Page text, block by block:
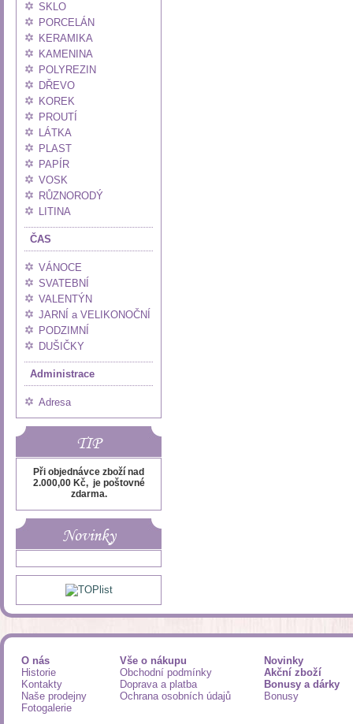
SKLO
PORCELÁN
KERAMIKA
KAMENINA
POLYREZIN
DŘEVO
KOREK
PROUTÍ
LÁTKA
PLAST
PAPÍR
VOSK
RŮZNORODÝ
LITINA
ČAS
VÁNOCE
SVATEBNÍ
VALENTÝN
JARNÍ a VELIKONOČNÍ
PODZIMNÍ
DUŠIČKY
Administrace
Adresa
TIP
Při objednávce zboží nad
2.000,00 Kč, je poštovné
zdarma.
Novinky
O nás
Historie
Kontakty
Naše prodejny
Fotogalerie
Vše o nákupu
Obchodní podmínky
Doprava a platba
Ochrana osobních údajů
Novinky
Akční zboží
Bonusy a dárky
Bonusy